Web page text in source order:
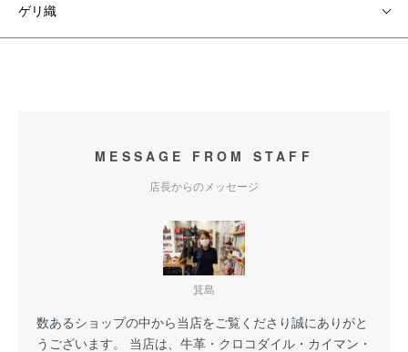
ゲリ織
MESSAGE FROM STAFF
店長からのメッセージ
箕島
数あるショップの中から当店をご覧くださり誠にありがと
うございます。 当店は、牛革・クロコダイル・カイマン・